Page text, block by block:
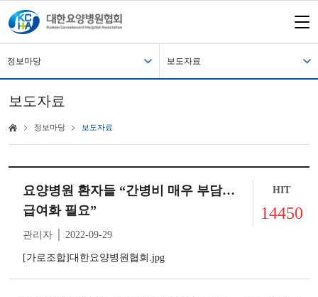
정보마당 보도자료
보도자료
정보마당 보도자료
요양병원 환자들 “간병비 매우 부담…
급여화 필요”
관리자 │ 2022-09-29
[가로조합]대한요양병원협회.jpg
HIT
14450